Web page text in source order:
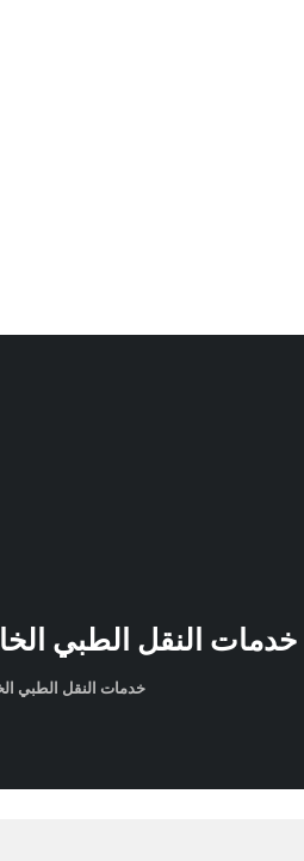
خدمات النقل الطبي الخاص
خدمات النقل الطبي الخاص